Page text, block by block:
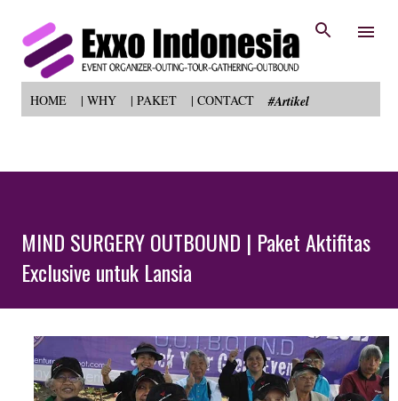
HOME | WHY | PAKET | CONTACT #Artikel
MIND SURGERY OUTBOUND | Paket Aktifitas
Exclusive untuk Lansia